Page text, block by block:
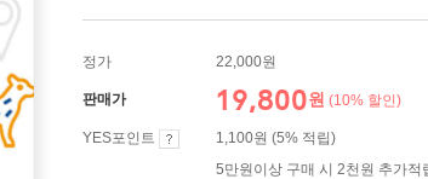
정가 22,000원
판매가 19,800원 (10% 할인)
YES포인트
1,100원 (5% 적립)
5만원이상 구매 시 2천원 추가적